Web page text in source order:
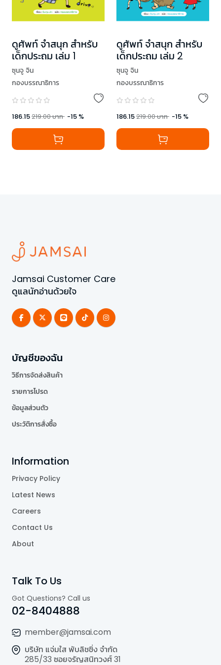
ดูศัพท์ จำสนุก สำหรับ
เด็กประถม เล่ม 1
ซุนจู จิน
กองบรรณาธิการ
186.15219.00บาท -15 %
ดูศัพท์ จำสนุก สำหรับ
เด็กประถม เล่ม 2
ซุนจู จิน
กองบรรณาธิการ
186.15219.00บาท -15 %
Jamsai Customer Care
ดูแลนักอ่านด้วยใจ
บัญชีของฉัน
วิธีการจัดส่งสินค้า
รายการโปรด
ข้อมูลส่วนตัว
ประวัติการสั่งซื้อ
Information
Privacy Policy
Latest News
Careers
Contact Us
About
Talk To Us
Got Questions? Call us
02-8404888
member@jamsai.com
บริษัท แจ่มใส พับลิชชิ่ง จำกัด
285/33 ซอยจรัญสนิทวงศ์ 31